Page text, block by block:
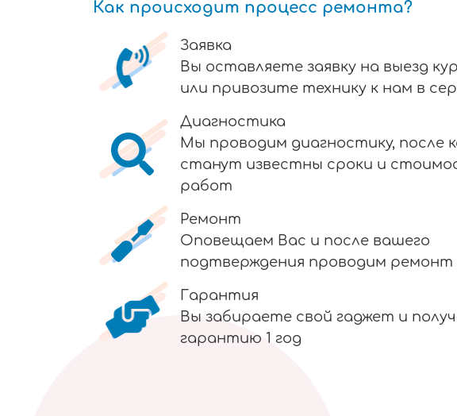
Как происходит процесс ремонта?
Заявка
Вы оставляете заявку на выезд
или привозите технику к нам в
Диагностика
Мы проводим диагностику, после
станут известны сроки и
работ
Ремонт
Оповещаем Вас и после вашего
подтверждения проводим ремонт
Гарантия
Вы забираете свой гаджет и
гарантию 1 год